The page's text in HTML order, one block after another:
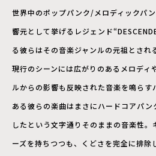
世界中のポップパンク/メロディックパ
響元として挙げるレジェンド
る彼らはその音楽ジャンルの元祖とされ
現行のシーンには広がりのあるメロディ
ルからの影響も反映された音楽を鳴ら
ある彼らの楽曲はまさにハードコアパ
したという文字通りそのままの音楽性。
ーズを持ちつつも、くどさを完全に排除